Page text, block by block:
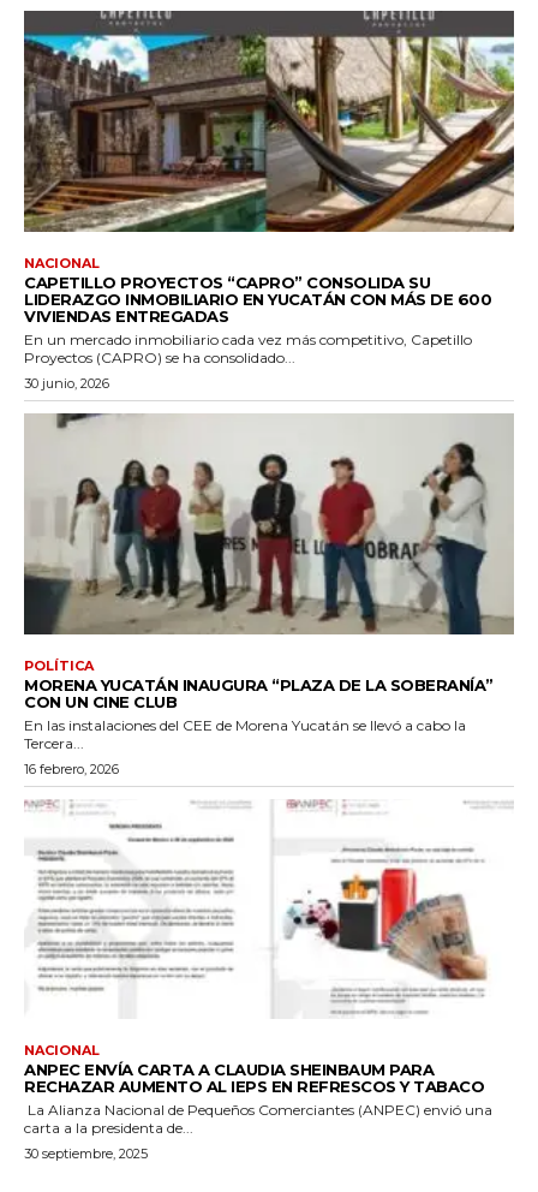
NACIONAL
CAPETILLO PROYECTOS “CAPRO” CONSOLIDA SU
LIDERAZGO INMOBILIARIO EN YUCATÁN CON MÁS DE 600
VIVIENDAS ENTREGADAS
En un mercado inmobiliario cada vez más competitivo, Capetillo
Proyectos (CAPRO) se ha consolidado...
30 junio, 2026
POLÍTICA
MORENA YUCATÁN INAUGURA “PLAZA DE LA SOBERANÍA”
CON UN CINE CLUB
En las instalaciones del CEE de Morena Yucatán se llevó a cabo la
Tercera...
16 febrero, 2026
NACIONAL
ANPEC ENVÍA CARTA A CLAUDIA SHEINBAUM PARA
RECHAZAR AUMENTO AL IEPS EN REFRESCOS Y TABACO
La Alianza Nacional de Pequeños Comerciantes (ANPEC) envió una
carta a la presidenta de...
30 septiembre, 2025